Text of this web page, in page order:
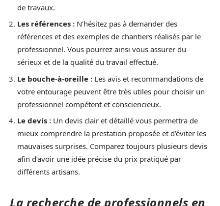
de travaux.
Les références : N’hésitez pas à demander des
références et des exemples de chantiers réalisés par le
professionnel. Vous pourrez ainsi vous assurer du
sérieux et de la qualité du travail effectué.
Le bouche-à-oreille : Les avis et recommandations de
votre entourage peuvent être très utiles pour choisir un
professionnel compétent et consciencieux.
Le devis : Un devis clair et détaillé vous permettra de
mieux comprendre la prestation proposée et d’éviter les
mauvaises surprises. Comparez toujours plusieurs devis
afin d’avoir une idée précise du prix pratiqué par
différents artisans.
La recherche de professionnels en